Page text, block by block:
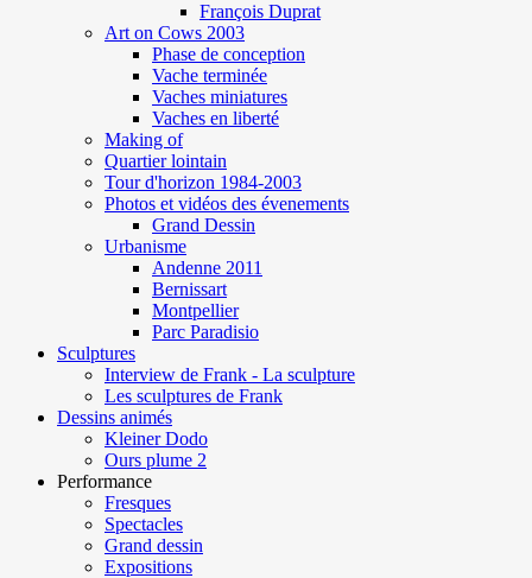
François Duprat
Art on Cows 2003
Phase de conception
Vache terminée
Vaches miniatures
Vaches en liberté
Making of
Quartier lointain
Tour d'horizon 1984-2003
Photos et vidéos des évenements
Grand Dessin
Urbanisme
Andenne 2011
Bernissart
Montpellier
Parc Paradisio
Sculptures
Interview de Frank - La sculpture
Les sculptures de Frank
Dessins animés
Kleiner Dodo
Ours plume 2
Performance
Fresques
Spectacles
Grand dessin
Expositions